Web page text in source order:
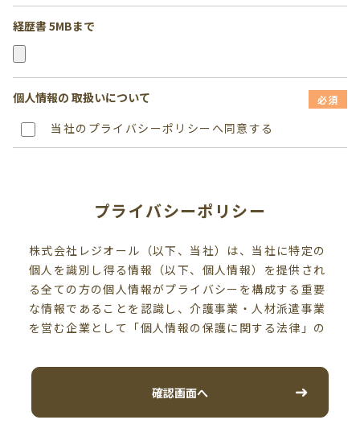
経歴書 5MBまで
個人情報の 取扱いについて 必須
当社のプライバシーポリシーへ同意する
プライバシーポリシー
株式会社レジオール（以下、当社）は、当社に特定の
個人を識別し得る情報（以下、個人情報）を提供され
る全ての方の個人情報がプライバシーを構成する重要
な情報であることを認識し、介護事業・人材派遣事業
を営む企業として「個人情報の保護に関する法律」の
報の保護に取り組んでおります。
個人情報は当社の事業活動に必要な範囲に限定して、
確認画面へ